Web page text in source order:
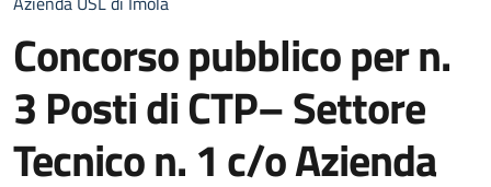
Concorso pubblico per n.
3 Posti di CTP– Settore
Tecnico n. 1 c/o Azienda